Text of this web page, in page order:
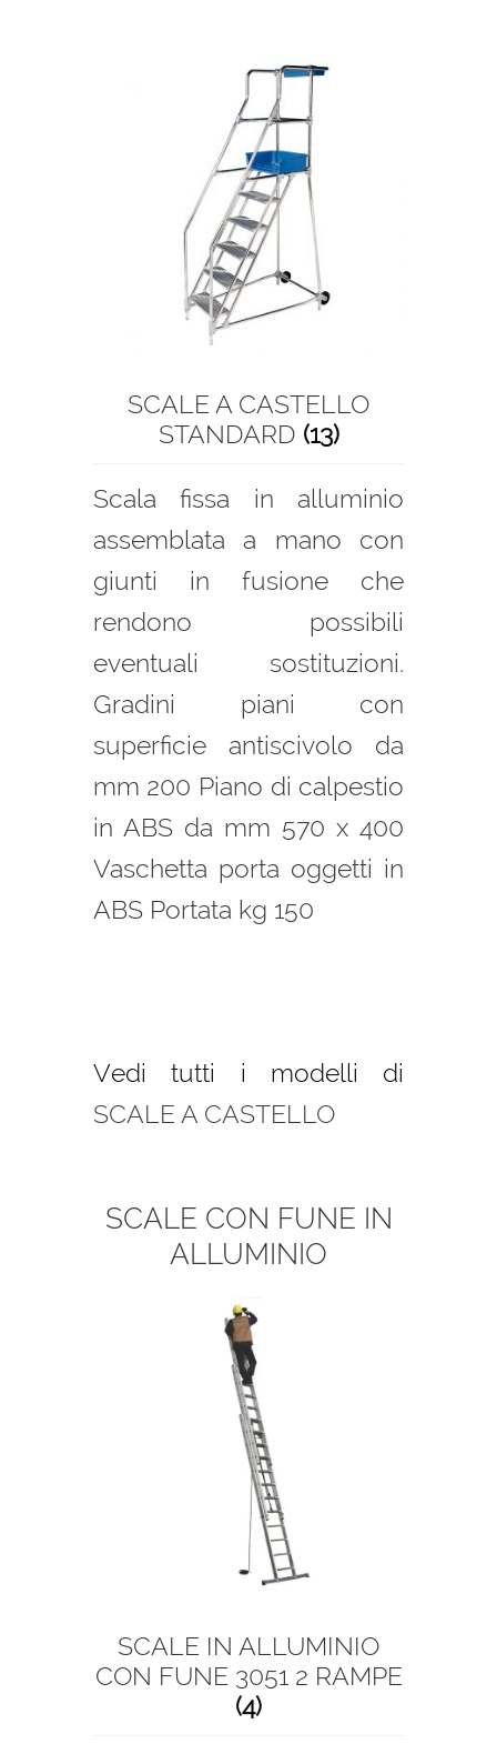
SCALE A CASTELLO
STANDARD (13)
Scala fissa in alluminio
assemblata a mano con
giunti in fusione che
rendono possibili
eventuali sostituzioni.
Gradini piani con
superficie antiscivolo da
mm 200 Piano di calpestio
in ABS da mm 570 x 400
Vaschetta porta oggetti in
ABS Portata kg 150
Vedi tutti i modelli di
SCALE A CASTELLO
SCALE CON FUNE IN
ALLUMINIO
SCALE IN ALLUMINIO
CON FUNE 3051 2 RAMPE
(4)